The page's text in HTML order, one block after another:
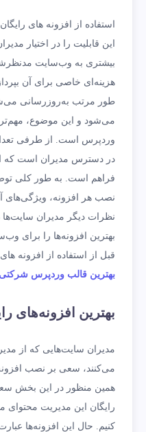
استفاده از افزونه های
این قابلیت را در اختیار
بیشتری به وب‌سایت
هزینه‌ای خاصی برای آن
طور مرتب به‌روزرسانی
می‌شود و این موضوع،
وردپرس است. از طرفی
در دسترس مدیران است که
فراهم است. به طور کلی
نصب هر افزونه، ویژگی‌های
نظرات دیگر مدیران سایت‌ها
بهترین افزونه‌ها را برای
قبل از استفاده از افزونه
بهترین قالب وردپرس شرکتی
بهترین افزونه‌های
مدیران سایت‌هایی که از
می‌کنند، سعی بر نصب
همین منظور در این بخش سعی
رایگان این مدیریت
کنیم. حال این افزونه‌ها